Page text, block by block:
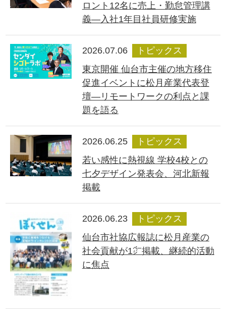
ロント12名に売上・勤怠管理講
義―入社1年目社員研修実施
2026.07.06
トピックス
東京開催 仙台市主催の地方移住
促進イベントに松月産業代表登
壇―リモートワークの利点と課
題を語る
2026.06.25
トピックス
若い感性に熱視線 学校4校との
七夕デザイン発表会、河北新報
掲載
2026.06.23
トピックス
仙台市社協広報誌に松月産業の
社会貢献が1㌻掲載、継続的活動
に焦点